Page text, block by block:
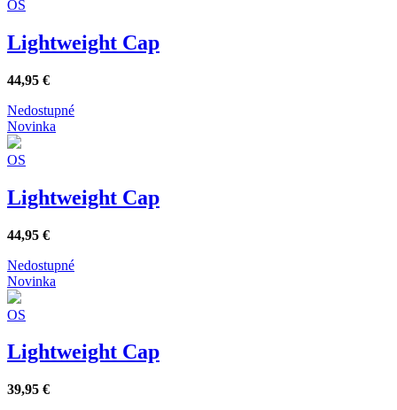
OS
Lightweight Cap
44,95 €
Nedostupné
Novinka
OS
Lightweight Cap
44,95 €
Nedostupné
Novinka
OS
Lightweight Cap
39,95 €